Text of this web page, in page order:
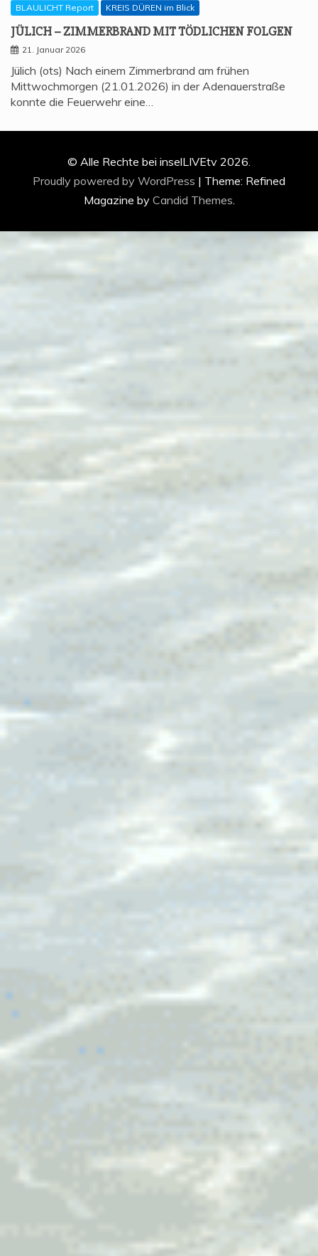
BLAULICHT Report KREIS DÜREN im Blick
JÜLICH – ZIM­MER­BRAND MIT TÖD­LI­CHEN FOLGEN
21. Januar 2026
Jülich (ots) Nach einem Zimmerbrand am frühen
Mittwochmorgen (21.01.2026) in der Adenauerstraße
konnte die Feuerwehr eine…
© Alle Rechte bei inselLIVEtv 2026.
Proudly powered by WordPress | Theme: Refined
Magazine by Candid Themes.